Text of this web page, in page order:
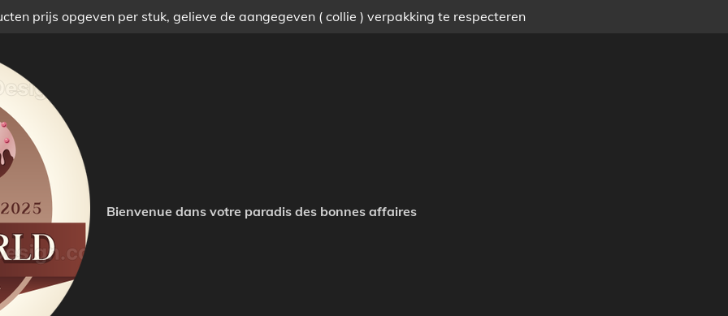
prijs opgeven per stuk, gelieve de aangegeven ( collie ) verpakking te respecteren
Bienvenue dans votre paradis des bonnes affaires